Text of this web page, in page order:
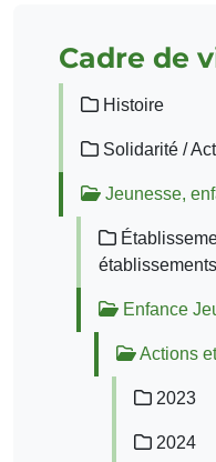
Cadre de
Histoire
Solidarité /
Jeunesse,
Enfance
Actions
2023
2024